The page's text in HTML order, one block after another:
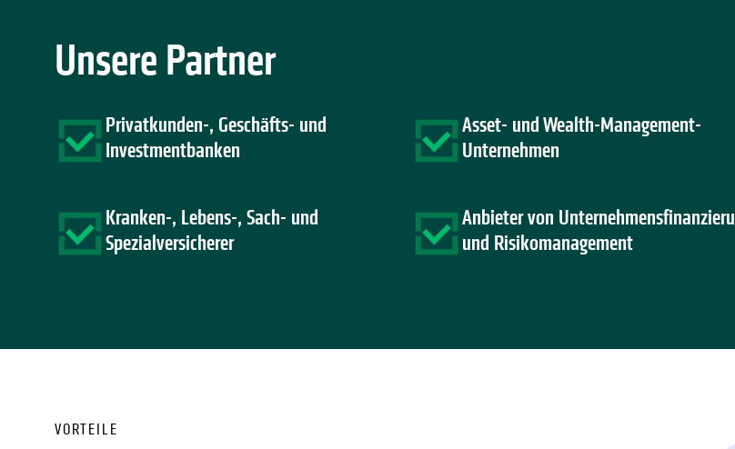
Unsere Partner
Privatkunden-, Geschäfts- und
Investmentbanken
Kranken-, Lebens-, Sach- und
Spezialversicherer
Asset- und Wealth-Management-
Unternehmen
Anbieter von
und Risikomanagement
VORTEILE